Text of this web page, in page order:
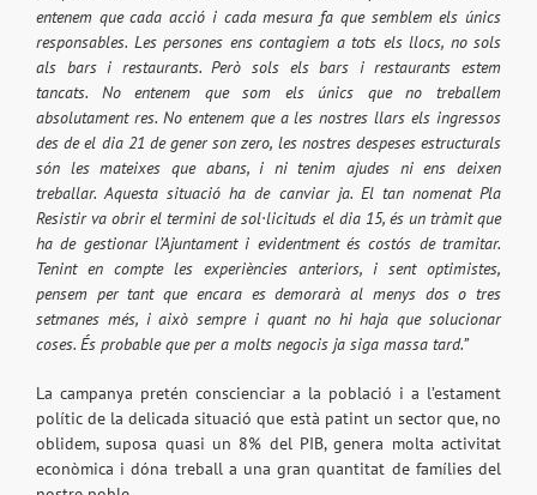
entenem que cada acció i cada mesura fa que semblem els únics
responsables. Les persones ens contagiem a tots els llocs, no sols
als bars i restaurants. Però sols els bars i restaurants estem
tancats. No entenem que som els únics que no treballem
absolutament res. No entenem que a les nostres llars els ingressos
des de el dia 21 de gener son zero, les nostres despeses estructurals
són les mateixes que abans, i ni tenim ajudes ni ens deixen
treballar. Aquesta situació ha de canviar ja. El tan nomenat Pla
Resistir va obrir el termini de sol·licituds el dia 15, és un tràmit que
ha de gestionar l’Ajuntament i evidentment és costós de tramitar.
Tenint en compte les experiències anteriors, i sent optimistes,
pensem per tant que encara es demorarà al menys dos o tres
setmanes més, i això sempre i quant no hi haja que solucionar
coses. És probable que per a molts negocis ja siga massa tard.”
La campanya pretén conscienciar a la població i a l’estament
polític de la delicada situació que està patint un sector que, no
oblidem, suposa quasi un 8% del PIB, genera molta activitat
econòmica i dóna treball a una gran quantitat de famílies del